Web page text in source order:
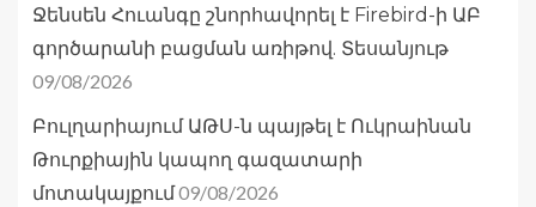
Ջենսեն Հուանգը շնորհավորել է Firebird-ի ԱԲ
գործարանի բացման առիթով. Տեսանյութ
09/08/2026
Բուլղարիայում ԱԹՍ-ն պայթել է Ուկրաինան
Թուրքիային կապող գազատարի
մոտակայքում09/08/2026